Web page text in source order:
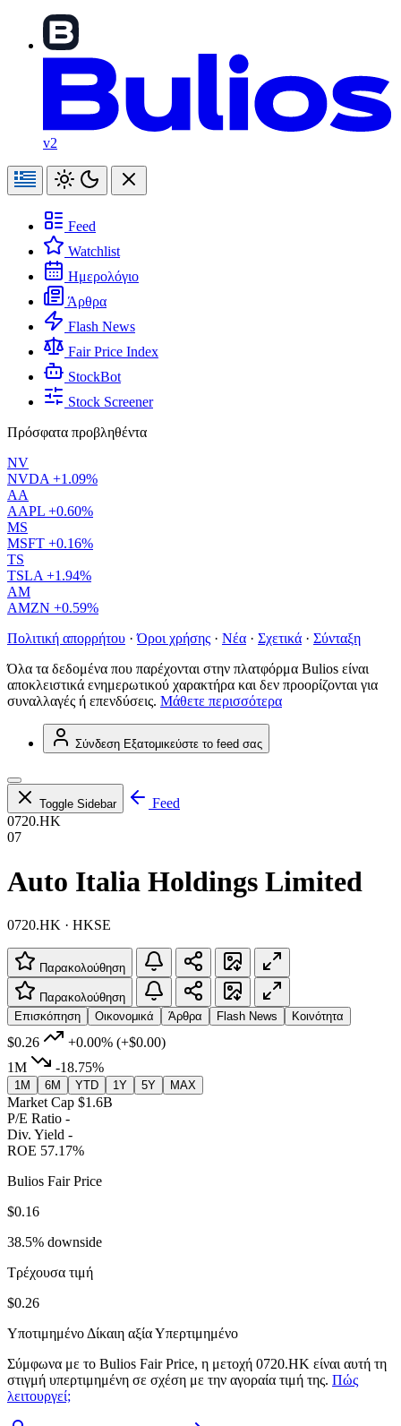
v2
Feed
Watchlist
Ημερολόγιο
Άρθρα
Flash News
Fair Price Index
StockBot
Stock Screener
Πρόσφατα προβληθέντα
NV
NVDA +1.09%
AA
AAPL +0.60%
MS
MSFT +0.16%
TS
TSLA +1.94%
AM
AMZN +0.59%
Πολιτική απορρήτου · Όροι χρήσης · Νέα · Σχετικά · Σύνταξη
Όλα τα δεδομένα που παρέχονται στην πλατφόρμα Bulios είναι
αποκλειστικά ενημερωτικού χαρακτήρα και δεν προορίζονται για
συναλλαγές ή επενδύσεις. Μάθετε περισσότερα
Σύνδεση Εξατομικεύστε το feed σας
Toggle Sidebar
Feed
0720.HK
07
Auto Italia Holdings Limited
0720.HK · HKSE
Παρακολούθηση
Παρακολούθηση
Επισκόπηση
Οικονομικά Άρθρα Flash News Κοινότητα
$0.26 +0.00% (+$0.00)
1M
-18.75%
1M 6M YTD 1Y 5Y MAX
Market Cap $1.6B
P/E Ratio -
Div. Yield -
ROE 57.17%
Bulios Fair Price
$0.16
38.5% downside
Τρέχουσα τιμή
$0.26
Υποτιμημένο Δίκαιη αξίαΥπερτιμημένο
Σύμφωνα με το Bulios Fair Price, η μετοχή 0720.HK είναι αυτή τη
στιγμή υπερτιμημένη σε σχέση με την αγοραία τιμή της. Πώς
λειτουργεί;